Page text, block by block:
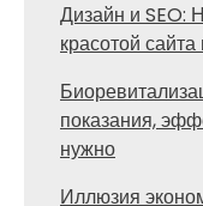
Дизайн и SEO:
красотой
показания,
нужно
Иллюзия